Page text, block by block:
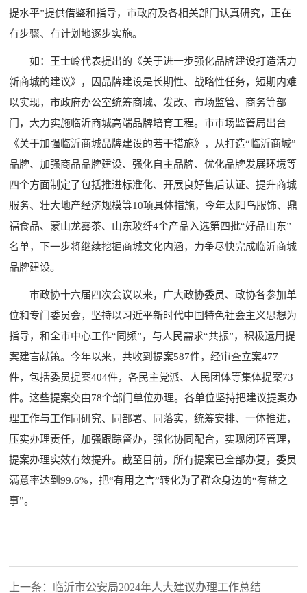
提水平”提供借鉴和指导，市政府及各相关部门认真研究，正在
有步骤、有计划地逐步实施。
如：王士岭代表提出的《关于进一步强化品牌建设打造活力
新商城的建议》，因品牌建设是长期性、战略性任务，短期内难
以实现，市政府办公室统筹商城、发改、市场监管、商务等部
门，大力实施临沂商城高端品牌培育工程。市市场监管局出台
《关于加强临沂商城品牌建设的若干措施》，从打造“临沂商城”
品牌、加强商品品牌建设、强化自主品牌、优化品牌发展环境等
四个方面制定了包括推进标准化、开展良好售后认证、提升商城
服务、壮大地产经济规模等10项具体措施，今年太阳鸟服饰、鼎
福食品、蒙山龙雾茶、山东玻纤4个产品入选第四批“好品山东”
名单，下一步将继续挖掘商城文化内涵，力争尽快完成临沂商城
品牌建设。
市政协十六届四次会议以来，广大政协委员、政协各参加单
位和专门委员会，坚持以习近平新时代中国特色社会主义思想为
指导，和全市中心工作“同频”，与人民需求“共振”，积极运用提
案建言献策。今年以来，共收到提案587件，经审查立案477
件，包括委员提案404件，各民主党派、人民团体等集体提案73
件。这些提案交由78个部门单位办理。各单位坚持把建议提案办
理工作与工作同研究、同部署、同落实，统筹安排、一体推进，
压实办理责任，加强跟踪督办，强化协同配合，实现闭环管理，
提案办理实效有效提升。截至目前，所有提案已全部办复，委员
满意率达到99.6%，把“有用之言”转化为了群众身边的“有益之
事”。
上一条：临沂市公安局2024年人大建议办理工作总结